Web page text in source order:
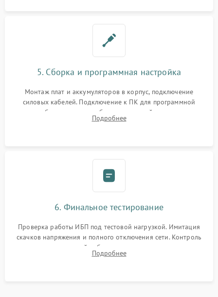
5. Сборка и программная настройка
Монтаж плат и аккумуляторов в корпус, подключение
силовых кабелей. Подключение к ПК для программной
калибровки констант батареи, настройки порогов
срабатывания AVR и сброса счетчиков старения АКБ.
Подробнее
6. Финальное тестирование
Проверка работы ИБП под тестовой нагрузкой. Имитация
скачков напряжения и полного отключения сети. Контроль
времени автономной работы, температурного режима и
корректности формы выходного сигнала.
Подробнее